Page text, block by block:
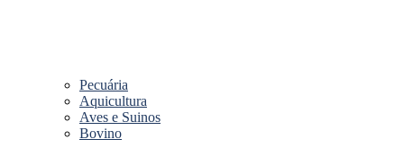
Pecuária
Aquicultura
Aves e Suinos
Bovino